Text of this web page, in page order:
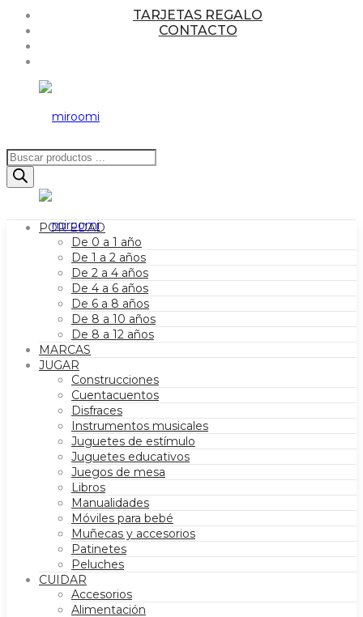
TARJETAS REGALO
CONTACTO
Búsqueda
de
productos
POR EDAD
De 0 a 1 año
De 1 a 2 años
De 2 a 4 años
De 4 a 6 años
De 6 a 8 años
De 8 a 10 años
De 8 a 12 años
MARCAS
JUGAR
Construcciones
Cuentacuentos
Disfraces
Instrumentos musicales
Juguetes de estímulo
Juguetes educativos
Juegos de mesa
Libros
Manualidades
Móviles para bebé
Muñecas y accesorios
Patinetes
Peluches
CUIDAR
Accesorios
Alimentación